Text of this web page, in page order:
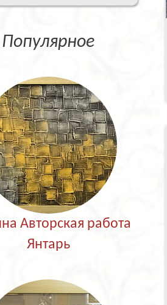
Популярное
Авторская работа
Янтарь